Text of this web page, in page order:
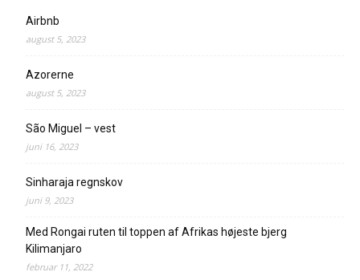
Airbnb
august 5, 2023
Azorerne
august 5, 2023
São Miguel – vest
juni 16, 2023
Sinharaja regnskov
juni 9, 2023
Med Rongai ruten til toppen af Afrikas højeste bjerg
Kilimanjaro
februar 11, 2022